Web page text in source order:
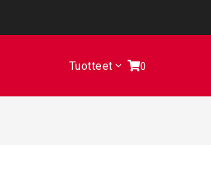
Tuotteet 0